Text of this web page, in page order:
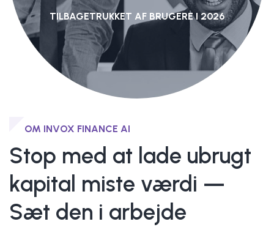
TILBAGETRUKKET AF BRUGERE I 2026
OM INVOX FINANCE AI
Stop med at lade ubrugt
kapital miste værdi —
Sæt den i arbejde